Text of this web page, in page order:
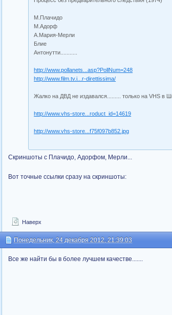
М.Плачидо
М.Адорф
А.Мария-Мерли
Блие
Антонутти...........
http://www.pollanets...asp?PollNum=248
http://www.film.tv.i...r-direttissima/
Жалко на ДВД не издавался......... только на VHS в
http://www.vhs-store...roduct_id=14619
http://www.vhs-store...f75f097b852.jpg
Скриншоты с Плачидо, Адорфом, Мерли...
Вот точные ссылки сразу на скриншоты:
Наверх
Понедельник, 24 декабря 2012, 21:39:03
Все же найти бы в более лучшем качестве.......